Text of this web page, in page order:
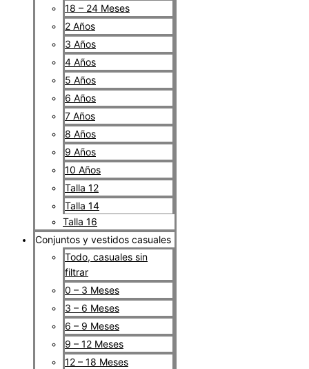
18 – 24 Meses
2 Años
3 Años
4 Años
5 Años
6 Años
7 Años
8 Años
9 Años
10 Años
Talla 12
Talla 14
Talla 16
Conjuntos y vestidos casuales
Todo, casuales sin
filtrar
0 – 3 Meses
3 – 6 Meses
6 – 9 Meses
9 – 12 Meses
12 – 18 Meses